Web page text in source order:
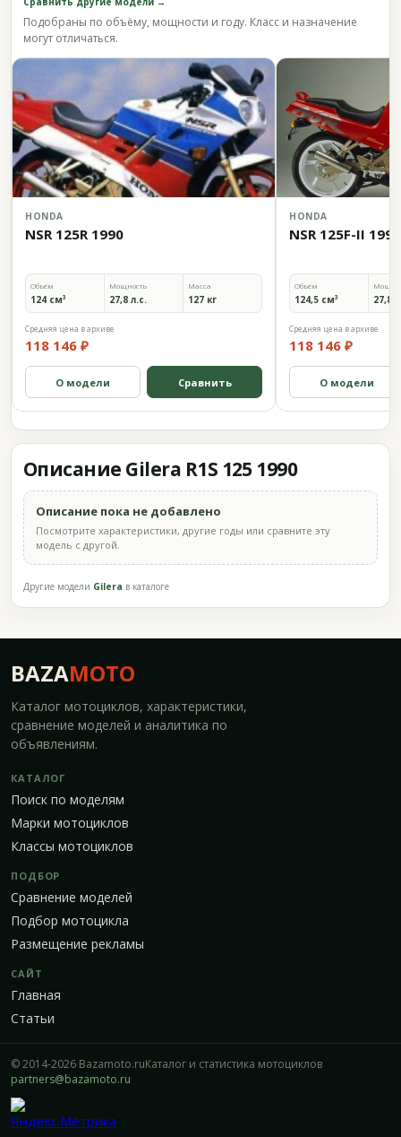
Подобраны по объёму, мощности и году. Класс и назначение
могут отличаться.
HONDA
NSR 125R 1990
Объём
124 см³
Мощность
27,8 л.с.
Масса
127 кг
Средняя цена в архиве
118 146 ₽
О модели Сравнить
HONDA
NSR 125F-II 1990
Объём
124,5 см³ 27,8
Средняя цена в архиве
118 146 ₽
О модели
Описание Gilera R1S 125 1990
Описание пока не добавлено
Посмотрите характеристики, другие годы или сравните эту
модель с другой.
Другие модели Gilera в каталоге
BAZAMOTO
Каталог мотоциклов, характеристики,
сравнение моделей и аналитика по
объявлениям.
КАТАЛОГ
Поиск по моделям
Марки мотоциклов
Классы мотоциклов
ПОДБОР
Сравнение моделей
Подбор мотоцикла
Размещение рекламы
САЙТ
Главная
Статьи
© 2014-2026 Bazamoto.ruКаталог и статистика мотоциклов
partners@bazamoto.ru